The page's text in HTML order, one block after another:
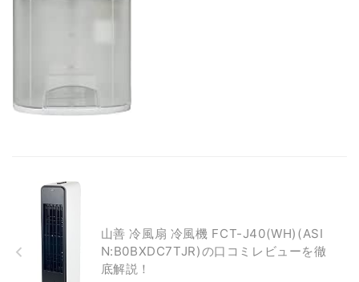
山善 冷風扇 冷風機 FCT-J40(WH)(ASI
N:B0BXDC7TJR)の口コミレビューを徹
底解説！